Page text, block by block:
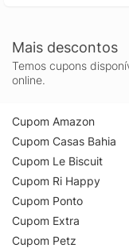
Mais descontos
Temos cupons
online.
Cupom Amazon
Cupom Casas Bahia
Cupom Le Biscuit
Cupom Ri Happy
Cupom Ponto
Cupom Extra
Cupom Petz